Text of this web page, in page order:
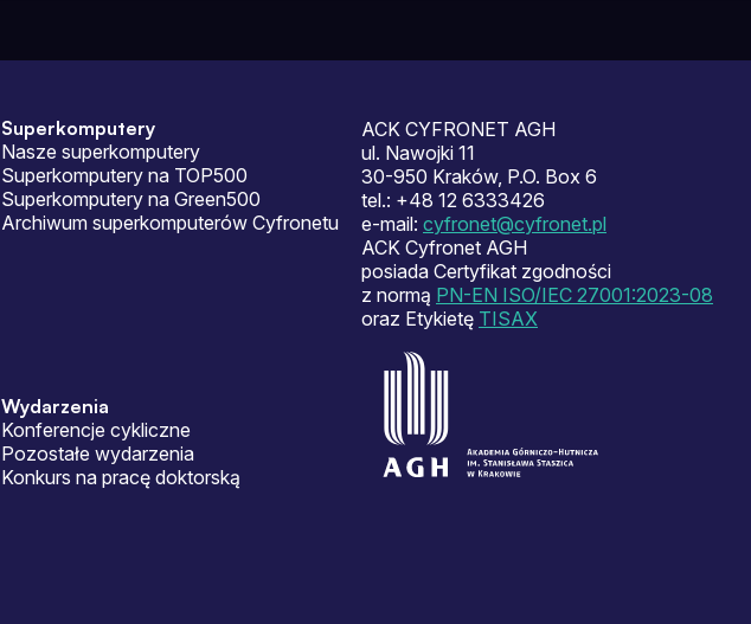
Superkomputery
Nasze superkomputery
Superkomputery na TOP500
Superkomputery na Green500
Archiwum superkomputerów Cyfronetu
Wydarzenia
Konferencje cykliczne
Pozostałe wydarzenia
Konkurs na pracę doktorską
ACK CYFRONET AGH
ul. Nawojki 11
30-950 Kraków, P.O. Box 6
tel.: +48 12 6333426
e-mail: cyfronet@cyfronet.pl
ACK Cyfronet AGH
posiada Certyfikat zgodności
z normą PN-EN ISO/IEC 27001:2023-08
oraz Etykietę TISAX